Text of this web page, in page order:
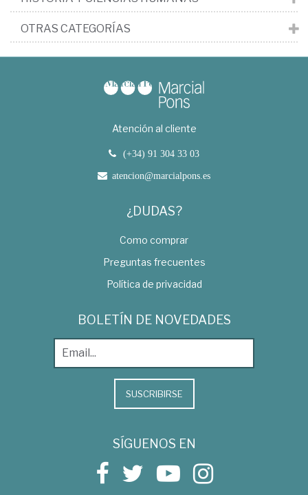
OTRAS CATEGORÍAS
Atención al cliente
(+34) 91 304 33 03
atencion@marcialpons.es
¿DUDAS?
Como comprar
Preguntas frecuentes
Política de privacidad
BOLETÍN DE NOVEDADES
SUSCRIBIRSE
SÍGUENOS EN